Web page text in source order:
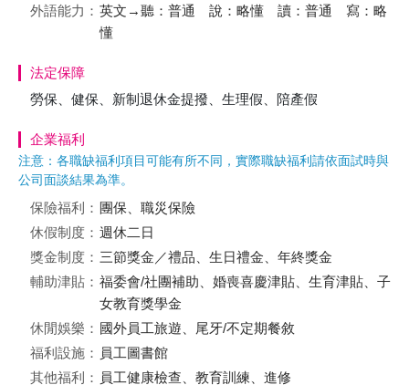
外語能力： 英文→聽：普通 說：略懂 讀：普通 寫：略
懂
法定保障
勞保、健保、新制退休金提撥、生理假、陪產假
企業福利
注意：各職缺福利項目可能有所不同，實際職缺福利請依面試時與
公司面談結果為準。
保險福利： 團保、職災保險
休假制度： 週休二日
獎金制度： 三節獎金／禮品、生日禮金、年終獎金
輔助津貼： 福委會/社團補助、婚喪喜慶津貼、生育津貼、子
女教育獎學金
休閒娛樂： 國外員工旅遊、尾牙/不定期餐敘
福利設施： 員工圖書館
其他福利： 員工健康檢查、教育訓練、進修